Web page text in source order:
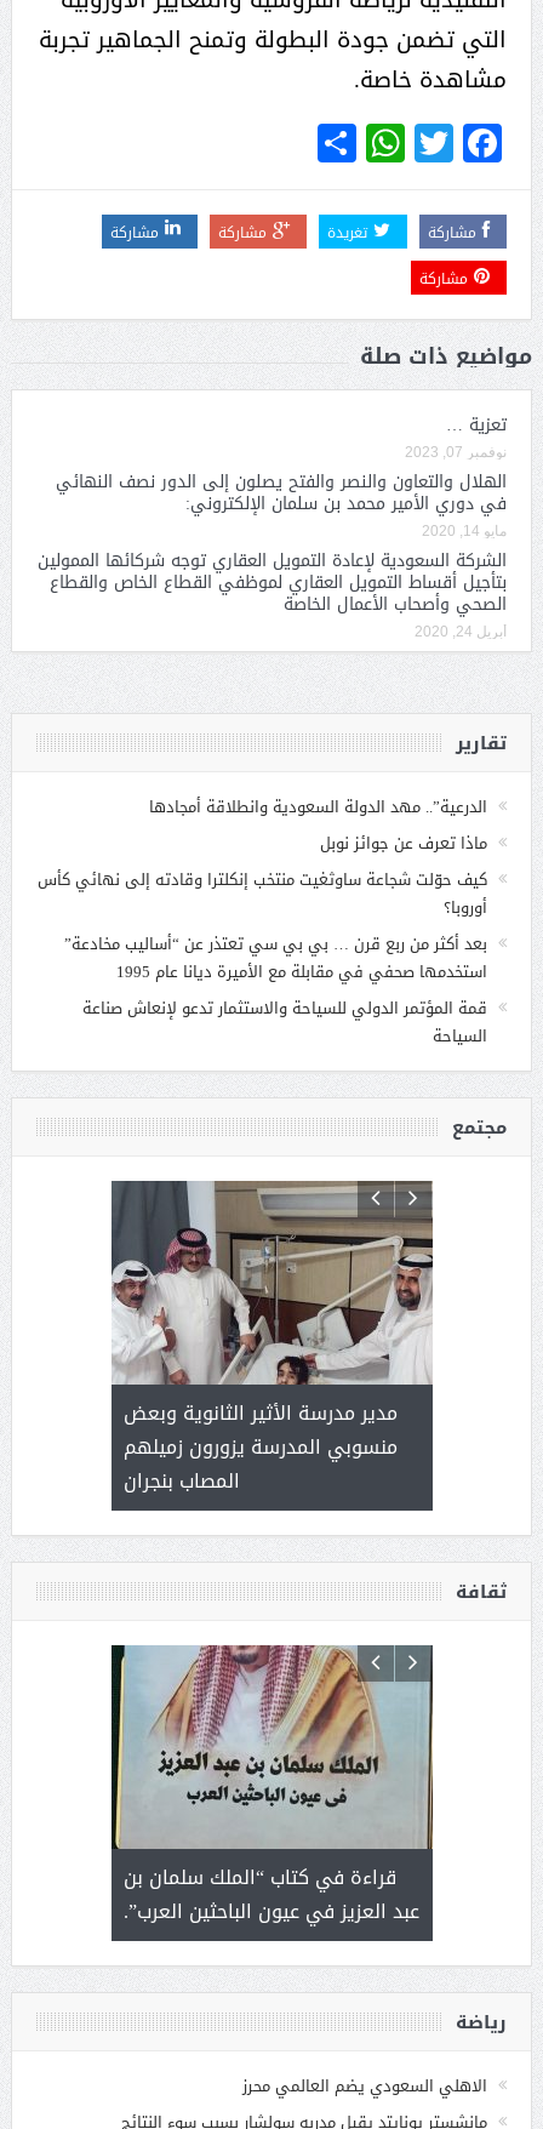
التي تضمن جودة البطولة وتمنح الجماهير تجربة
مشاهدة خاصة.
Facebook
Twitter
WhatsApp
Share
مشاركة تغريدة مشاركة
مشاركة
مشاركة
مواضيع ذات صلة
تعزية …
نوفمبر 07, 2023
الهلال والتعاون والنصر والفتح يصلون إلى الدور نصف النهائي
في دوري الأمير محمد بن سلمان الإلكتروني:
مايو 14, 2020
الشركة السعودية لإعادة التمويل العقاري توجه شركائها الممولين
بتأجيل أقساط التمويل العقاري لموظفي القطاع الخاص والقطاع
الصحي وأصحاب الأعمال الخاصة
أبريل 24, 2020
تقارير
الدرعية”.. مهد الدولة السعودية وانطلاقة أمجادها
ماذا تعرف عن جوائز نوبل
كيف حوّلت شجاعة ساوثغيت منتخب إنكلترا وقادته إلى نهائي كأس
أوروبا؟
بعد أكثر من ربع قرن … بي بي سي تعتذر عن “أساليب مخادعة”
استخدمها صحفي في مقابلة مع الأميرة ديانا عام 1995
قمة المؤتمر الدولي للسياحة والاستثمار تدعو لإنعاش صناعة
السياحة
مجتمع
( محمد
مدير مدرسة الأثير الثانوية وبعض
منسوبي المدرسة يزورون زميلهم
المصاب بنجران
ثقافة
قراءة في كتاب “الملك سلمان بن
عبد العزيز في عيون الباحثين العرب”.
لايعرف
رياضة
الاهلي السعودي يضم العالمي محرز
مانشستر يونايتد يقيل مدربه سولشار بسبب سوء النتائج